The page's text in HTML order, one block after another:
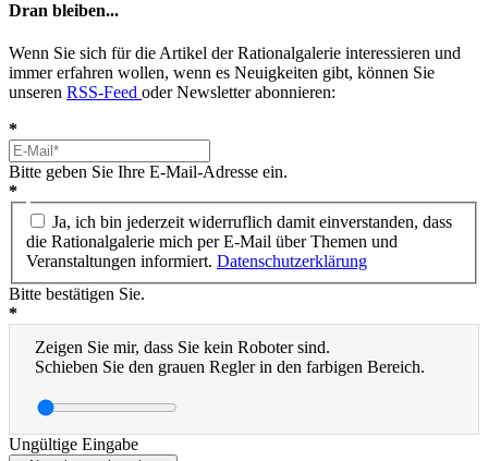
Dran bleiben...
Wenn Sie sich für die Artikel der Rationalgalerie interessieren und
immer erfahren wollen, wenn es Neuigkeiten gibt, können Sie
unseren RSS-Feed oder Newsletter abonnieren:
*
Bitte geben Sie Ihre E-Mail-Adresse ein.
*
Ja, ich bin jederzeit widerruflich damit einverstanden, dass
die Rationalgalerie mich per E-Mail über Themen und
Veranstaltungen informiert. Datenschutzerklärung
Bitte bestätigen Sie.
*
Zeigen Sie mir, dass Sie kein Roboter sind.
Schieben Sie den grauen Regler in den farbigen Bereich.
Ungültige Eingabe